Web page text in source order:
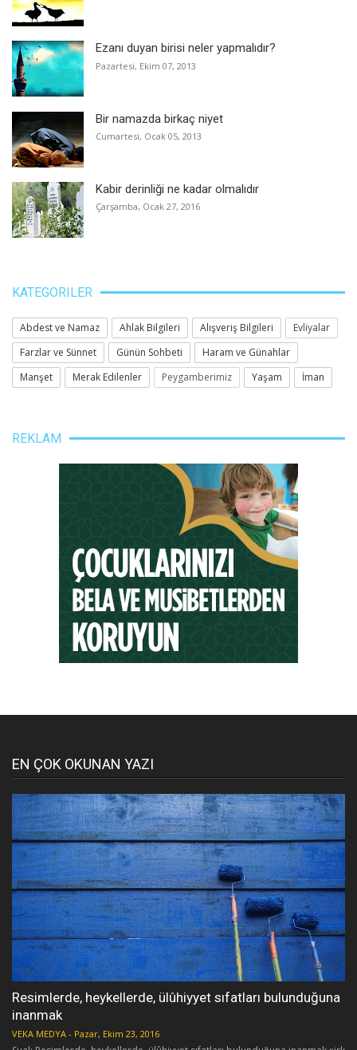
Ezanı duyan birisi neler yapmalıdır?
Pazartesi, Ekim 07, 2013
Bir namazda birkaç niyet
Cumartesi, Ocak 05, 2013
Kabir derinliği ne kadar olmalıdır
Çarşamba, Ocak 27, 2016
KATEGORILER
Abdest ve Namaz Ahlak Bilgileri Alışveriş Bilgileri
Evliyalar
Farzlar ve Sünnet
Günün Sohbeti
Haram ve Günahlar
Manşet
Merak Edilenler Peygamberimiz Yaşam İman
REKLAM
EN ÇOK OKUNAN YAZI
Resimlerde, heykellerde, ülûhiyyet sıfatları bulunduğuna
inanmak
VEKA MEDYA - Pazar, Ekim 23, 2016